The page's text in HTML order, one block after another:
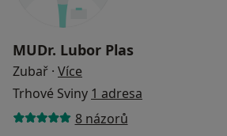
MUDr. Lubor Plas
Zubař · Více
Trhové Sviny 1 adresa
8 názorů